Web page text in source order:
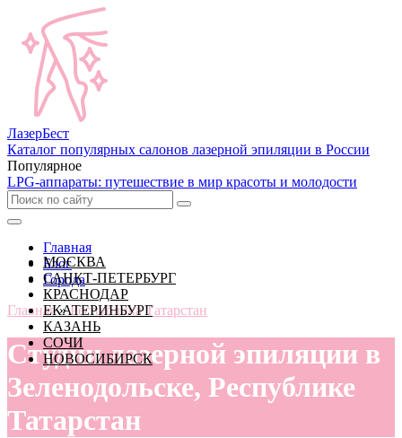
ЛазерБест
Каталог популярных салонов лазерной эпиляции в России
Популярное
LPG-аппараты: путешествие в мир красоты и молодости
МОСКВА
САНКТ-ПЕТЕРБУРГ
КРАСНОДАР
ЕКАТЕРИНБУРГ
КАЗАНЬ
СОЧИ
НОВОСИБИРСК
Главная
Блог
Города
Главная » Республика Татарстан
Студии лазерной эпиляции в
Зеленодольске, Республике
Татарстан